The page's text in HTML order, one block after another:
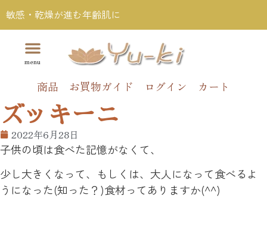
敏感・乾燥が進む年齢肌に
商品 お買物ガイド ログイン カート
ズッキーニ
2022年6月28日
子供の頃は食べた記憶がなくて、
少し大きくなって、もしくは、大人になって食べるよ
うになった(知った？)食材ってありますか(^^)